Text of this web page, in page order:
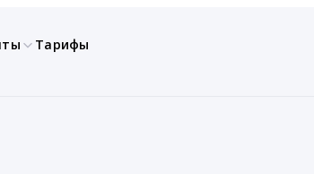
Тарифы